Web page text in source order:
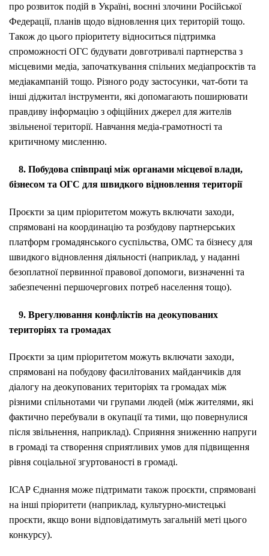
про розвиток подій в Україні, воєнні злочини Російської
Федерації, планів щодо відновлення цих територій тощо.
Також до цього пріоритету відноситься підтримка
спроможності ОГС будувати довготривалі партнерства з
місцевими медіа, започаткування спільних медіапроєктів та
медіакампаній тощо. Різного роду застосунки, чат-боти та
інші діджитал інструменти, які допомагають поширювати
правдиву інформацію з офіційних джерел для жителів
звільненої території. Навчання медіа-грамотності та
критичному мисленню.
8. Побудова співпраці між органами місцевої влади,
бізнесом та ОГС для швидкого відновлення території
Проєкти за цим пріоритетом можуть включати заходи,
спрямовані на координацію та розбудову партнерських
платформ громадянського суспільства, ОМС та бізнесу для
швидкого відновлення діяльності (наприклад, у наданні
безоплатної первинної правової допомоги, визначенні та
забезпеченні першочергових потреб населення тощо).
9. Врегулювання конфліктів на деокупованих
територіях та громадах
Проєкти за цим пріоритетом можуть включати заходи,
спрямовані на побудову фасилітованих майданчиків для
діалогу на деокупованих територіях та громадах між
різними спільнотами чи групами людей (між жителями, які
фактично перебували в окупації та тими, що повернулися
після звільнення, наприклад). Сприяння зниженню напруги
в громаді та створення сприятливих умов для підвищення
рівня соціальної згуртованості в громаді.
ІСАР Єднання може підтримати також проєкти, спрямовані
на інші пріоритети (наприклад, культурно-мистецькі
проєкти, якщо вони відповідатимуть загальній меті цього
конкурсу).